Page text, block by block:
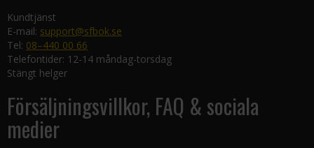
Kundtjänst
E-mail: support@sfbok.se
Tel: 08–440 00 66
Telefontider: 12-14 måndag-torsdag
Stängt helger
Försäljningsvillkor, FAQ & sociala
medier